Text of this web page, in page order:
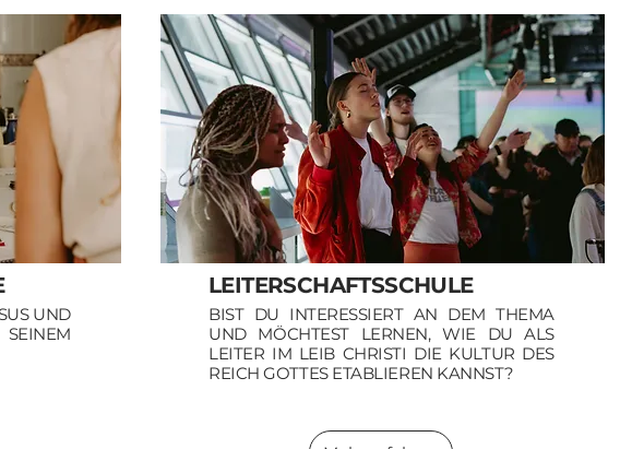
UND
LEITERSCHAFTSSCHULE
BIST DU INTERESSIERT AN DEM THEMA
UND MÖCHTEST LERNEN, WIE DU ALS
LEITER IM LEIB CHRISTI DIE KULTUR DES
REICH GOTTES ETABLIEREN KANNST?